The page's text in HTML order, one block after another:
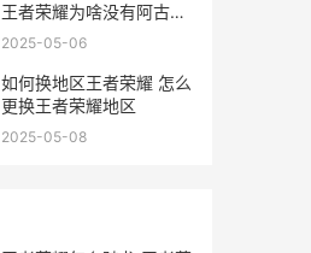
王者荣耀为啥没有阿古朵
出装
2025-05-06
如何换地区王者荣耀 怎么
更换王者荣耀地区
2025-05-08